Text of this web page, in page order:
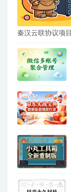
秦汉云联协议项目